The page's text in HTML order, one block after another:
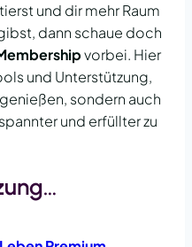
und dir mehr Raum
dann schaue doch
vorbei. Hier
und Unterstützung,
sondern auch
und erfüllter zu